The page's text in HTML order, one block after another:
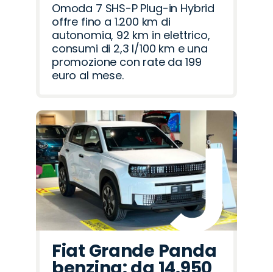
Omoda 7 SHS-P Plug-in Hybrid
offre fino a 1.200 km di
autonomia, 92 km in elettrico,
consumi di 2,3 l/100 km e una
promozione con rate da 199
euro al mese.
Fiat Grande Panda